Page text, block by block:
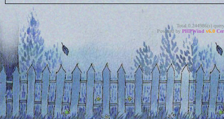
Total 0.244986(s)
Powered by PHPWind v6.0